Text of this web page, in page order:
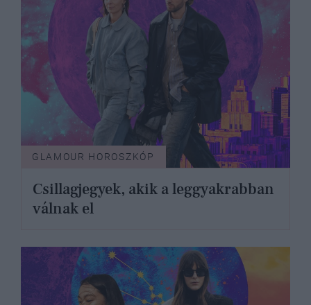
GLAMOUR HOROSZKÓP
Csillagjegyek, akik a leggyakrabban
válnak el